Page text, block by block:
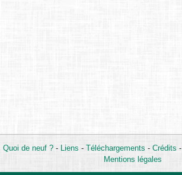
Quoi de neuf ?- Liens - Téléchargements - Crédits -
Mentions légales